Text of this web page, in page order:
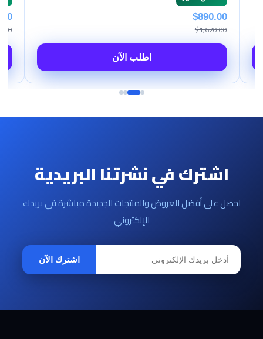
$890.00
$1,620.00
اطلب الآن
اشترك في نشرتنا البريدية
احصل على أفضل العروض والمنتجات الجديدة مباشرة في بريدك
الإلكتروني
اشترك الآن